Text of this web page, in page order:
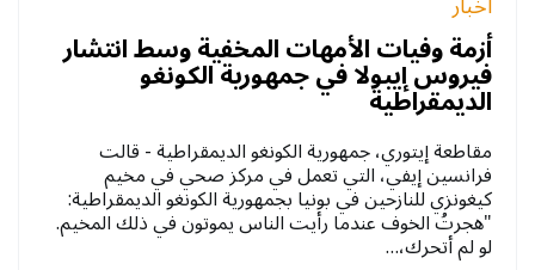
أزمة وفيات الأمهات المخفية وسط انتشار
فيروس إيبولا في جمهورية الكونغو
الديمقراطية
مقاطعة إيتوري، جمهورية الكونغو الديمقراطية - قالت
فرانسين إيفي، التي تعمل في مركز صحي في مخيم
كيغونزي للنازحين في بونيا بجمهورية الكونغو الديمقراطية:
"هجرتُ الخوف عندما رأيت الناس يموتون في ذلك المخيم.
لو لم أتحرك،…